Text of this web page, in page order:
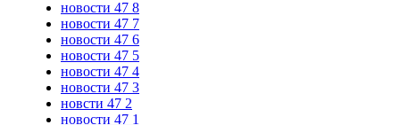
новости 47 8
новости 47 7
новости 47 6
новости 47 5
новости 47 4
новости 47 3
новсти 47 2
новости 47 1